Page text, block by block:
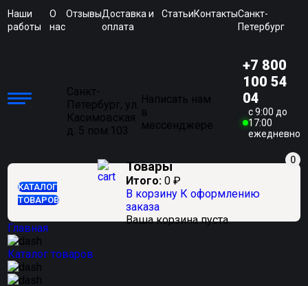
Наши
работы
О
нас
ОтзывыДоставка и
оплата
СтатьиКонтактыСанкт-
Петербург
Санкт-
Петербург, ул.
Касимовская
д. 5 пом.103
Написать нам
в
мессенджере
+7 800
100 54
04
c 9:00 до
17:00
ежедневно
КАТАЛОГ
ТОВАРОВ
0
Товары
Итого: 0 ₽
В корзину К оформлению
заказа
Ваша корзина пуста
Главная
Каталог товаров